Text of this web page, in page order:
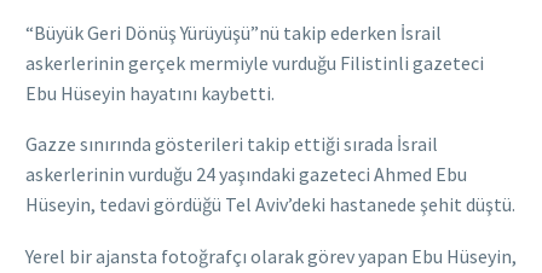
“Büyük Geri Dönüş Yürüyüşü”nü takip ederken İsrail
askerlerinin gerçek mermiyle vurduğu Filistinli gazeteci
Ebu Hüseyin hayatını kaybetti.
Gazze sınırında gösterileri takip ettiği sırada İsrail
askerlerinin vurduğu 24 yaşındaki gazeteci Ahmed Ebu
Hüseyin, tedavi gördüğü Tel Aviv’deki hastanede şehit düştü.
Yerel bir ajansta fotoğrafçı olarak görev yapan Ebu Hüseyin,